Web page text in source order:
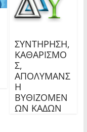
ΣΥΝΤΗΡΗΣΗ,
ΚΑΘΑΡΙΣΜΟ
Σ,
ΑΠΟΛΥΜΑΝΣ
Η
ΒΥΘΙΖΟΜΕΝ
ΩΝ ΚΑΔΩΝ